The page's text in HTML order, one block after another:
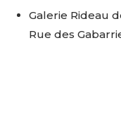
Galerie Rideau
Rue des